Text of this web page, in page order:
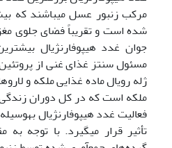
شده است و تقریباً فضای جلوی
جوان غدد هیپوفارنژیال
مسئول سنتز غذای غنی از
ژله رویال ماده غذایی ملکه و
ملکه است که در کل دوران زندگی
فعالیت غدد هیپوفارنژیال
تأثیر قرار می­گیرد. با توجه به